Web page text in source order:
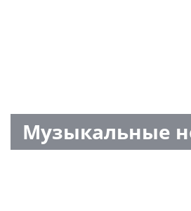
Музыкальные